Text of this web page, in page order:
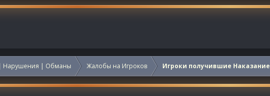
Нарушения | Обманы Жалобы на Игроков Игроки получившие Наказание